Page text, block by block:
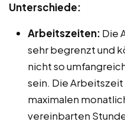
Unterschiede:
Arbeitszeiten: Die
sehr begrenzt und
nicht so
sein. Die Arbeitszeit
maximalen
vereinbarten